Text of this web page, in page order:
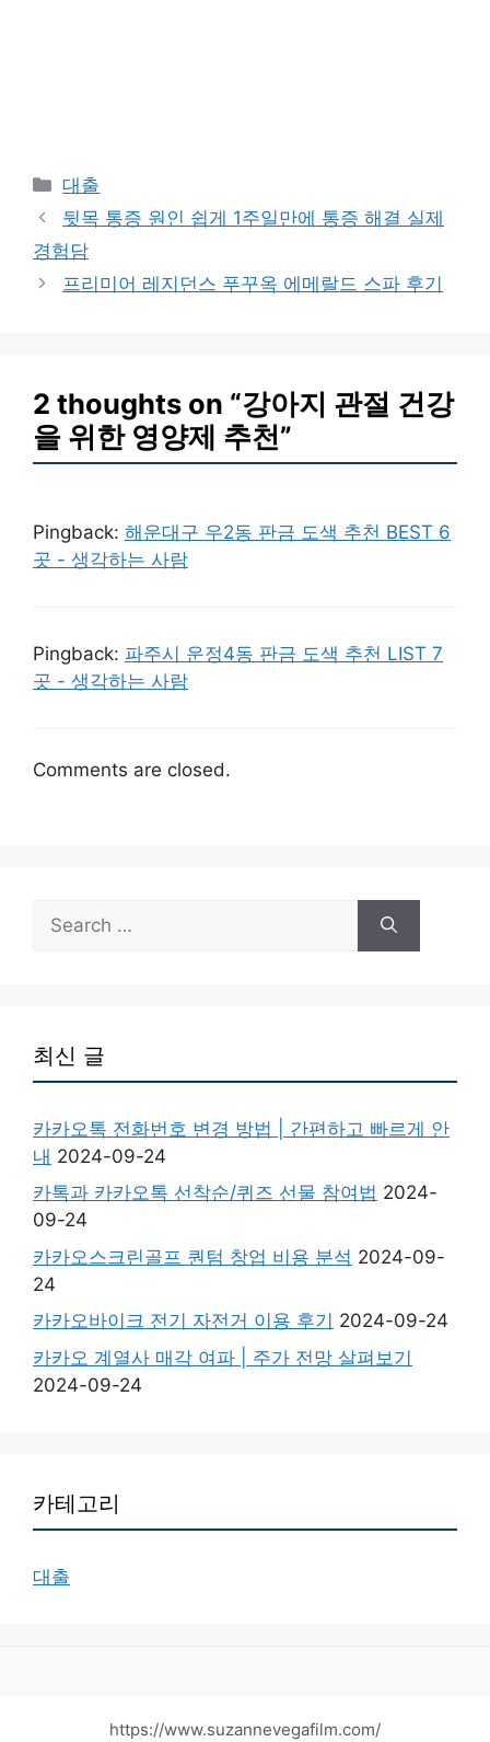
Categories
대출
뒷목 통증 원인 쉽게 1주일만에 통증 해결 실제
경험담
프리미어 레지던스 푸꾸옥 에메랄드 스파 후기
2 thoughts on “강아지 관절 건강
을 위한 영양제 추천”
Pingback: 해운대구 우2동 판금 도색 추천 BEST 6
곳 - 생각하는 사람
Pingback: 파주시 운정4동 판금 도색 추천 LIST 7
곳 - 생각하는 사람
Comments are closed.
for:
최신 글
카카오톡 전화번호 변경 방법 | 간편하고 빠르게 안
내 2024-09-24
카톡과 카카오톡 선착순/퀴즈 선물 참여법 2024-
09-24
카카오스크린골프 퀀텀 창업 비용 분석 2024-09-
24
카카오바이크 전기 자전거 이용 후기 2024-09-24
카카오 계열사 매각 여파 | 주가 전망 살펴보기
2024-09-24
카테고리
대출
https://www.suzannevegafilm.com/